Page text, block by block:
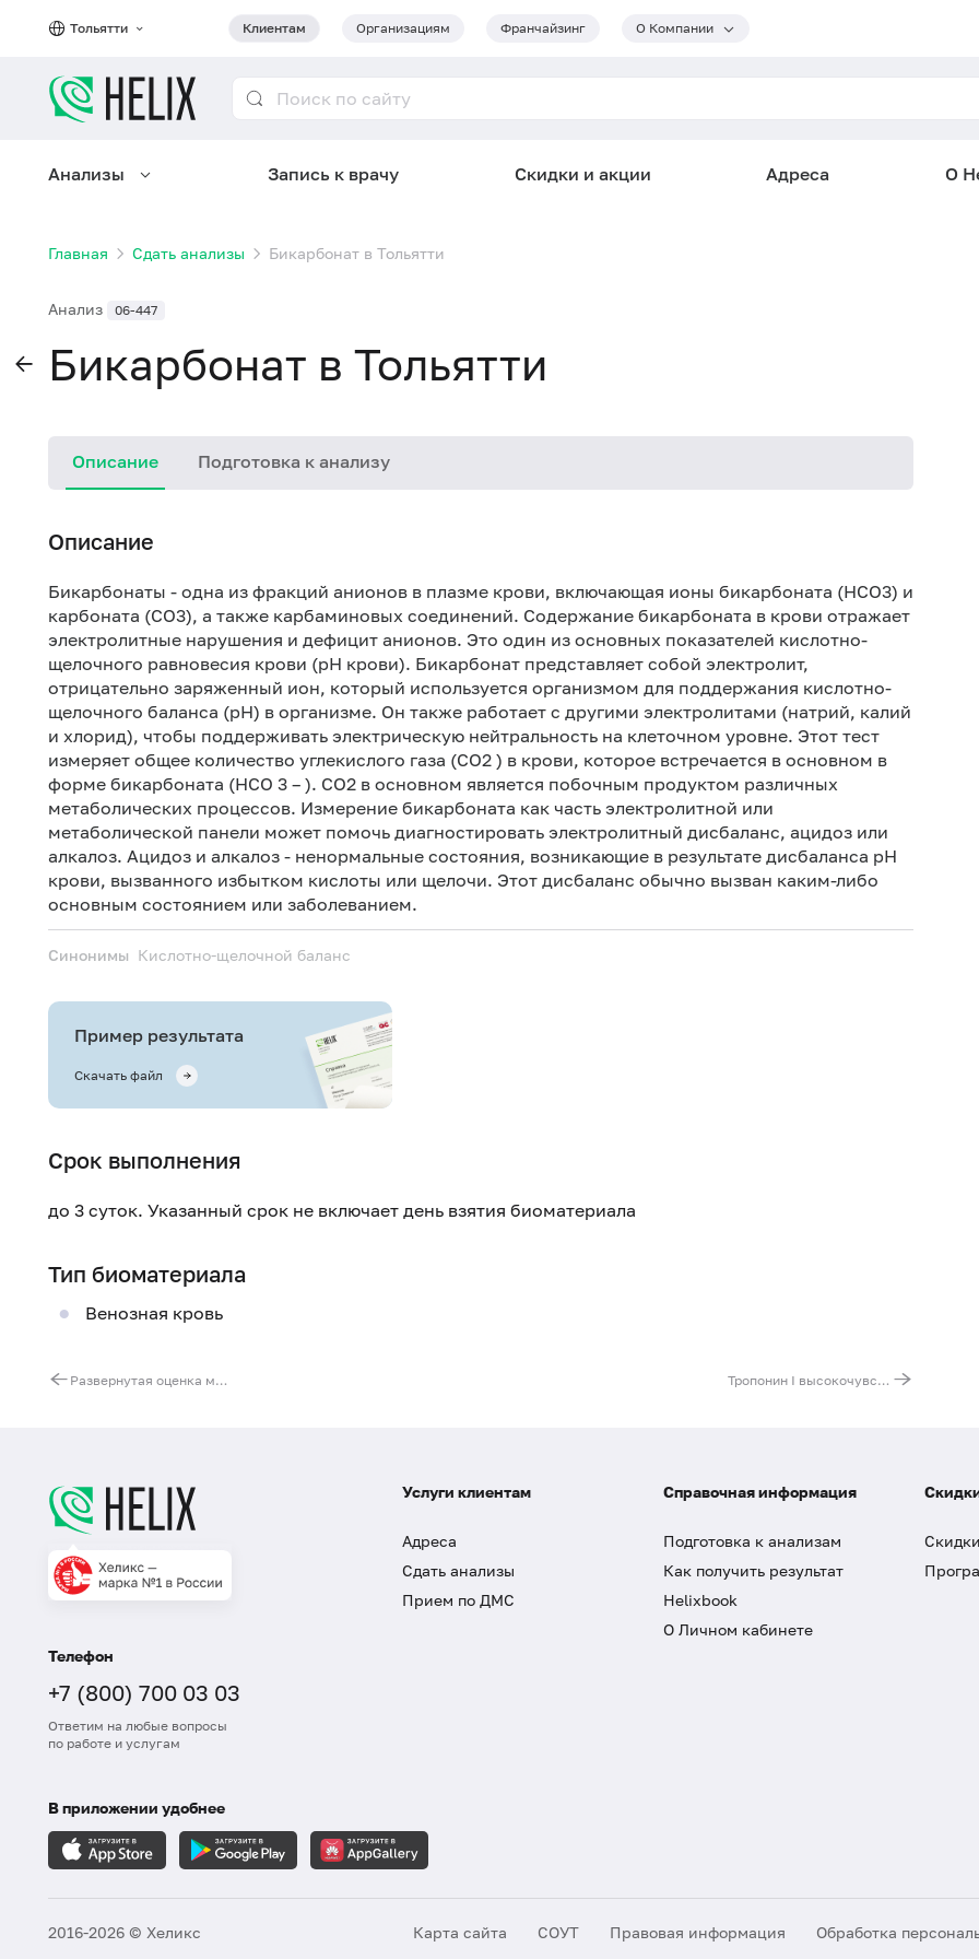
Тольятти Клиентам Организациям Франчайзинг О Компании
Анализы Запись к врачу Скидки и акции Адреса О
Главная Сдать анализы Бикарбонат в Тольятти
Анализ 06-447
Бикарбонат в Тольятти
Описание Подготовка к анализу
Описание
Бикарбонаты - одна из фракций анионов в плазме крови, включающая ионы бикарбоната (НСО3) и
карбоната (СО3), а также карбаминовых соединений. Содержание бикарбоната в крови отражает
электролитные нарушения и дефицит анионов. Это один из основных показателей кислотно-
щелочного равновесия крови (рН крови). Бикарбонат представляет собой электролит,
отрицательно заряженный ион, который используется организмом для поддержания кислотно-
щелочного баланса (pH) в организме. Он также работает с другими электролитами (натрий, калий
и хлорид), чтобы поддерживать электрическую нейтральность на клеточном уровне. Этот тест
измеряет общее количество углекислого газа (CO2 ) в крови, которое встречается в основном в
форме бикарбоната (HCO 3 – ). CO2 в основном является побочным продуктом различных
метаболических процессов. Измерение бикарбоната как часть электролитной или
метаболической панели может помочь диагностировать электролитный дисбаланс, ацидоз или
алкалоз. Ацидоз и алкалоз - ненормальные состояния, возникающие в результате дисбаланса рН
крови, вызванного избытком кислоты или щелочи. Этот дисбаланс обычно вызван каким-либо
основным состоянием или заболеванием.
Синонимы Кислотно-щелочной баланс
Пример результата
Скачать файл
Срок выполнения
до 3 суток. Указанный срок не включает день взятия биоматериала
Тип биоматериала
Венозная кровь
Развернутая оценка мобильного (липопротеидного и свободножирнокислотного) пула жирных кислот (ЖК) в сыворотке Тропонин I высокочувствительный
Телефон
+7 (800) 700 03 03
Ответим на любые вопросы
по работе и услугам
Услуги клиентам
Адреса
Сдать анализы
Прием по ДМС
Справочная информация
Подготовка к анализам
Как получить результат
Helixbook
О Личном кабинете
В приложении удобнее
2016-2026 © Хеликс Карта сайта СОУТ Правовая информация Обработка